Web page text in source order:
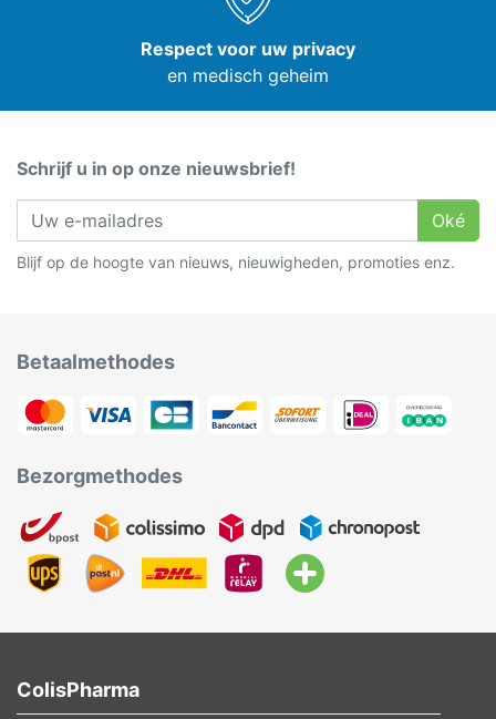
Respect voor uw privacy
en medisch geheim
Schrijf u in op onze nieuwsbrief!
Oké
Blijf op de hoogte van nieuws, nieuwigheden, promoties enz.
Betaalmethodes
Bezorgmethodes
ColisPharma